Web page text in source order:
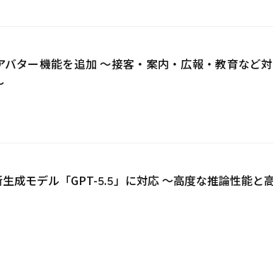
バター機能を追加 ～接客・案内・広報・教育など
成モデル「GPT-5.5」に対応 ～高度な推論性能と